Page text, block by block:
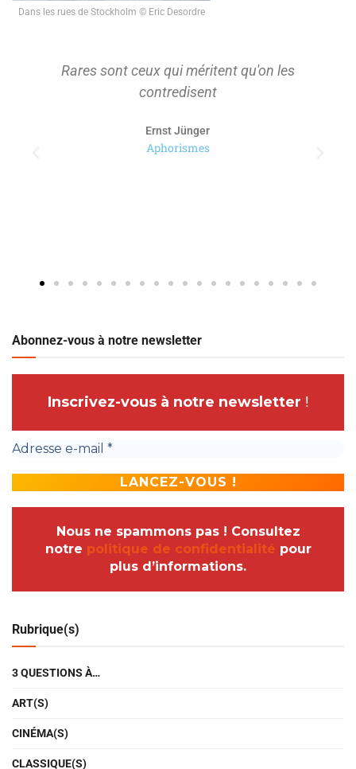
Dans les rues de Stockholm © Eric Desordre
Rares sont ceux qui méritent qu'on les
contredisent
Ernst Jünger
Aphorismes
Abonnez-vous à notre newsletter
Inscrivez-vous à notre newsletter !
Nous ne spammons pas ! Consultez
notre politique de confidentialité pour
plus d’informations.
Rubrique(s)
3 QUESTIONS À…
ART(S)
CINÉMA(S)
CLASSIQUE(S)